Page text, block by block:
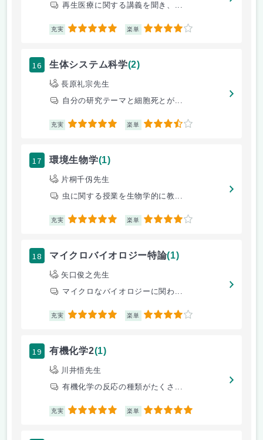
再生医療に関する講義を聞き、...
充実 5 楽単 4
16 生体システム科学(2)
長原礼宗先生
自分の研究テーマと細胞死とが...
充実 5 楽単 3.5
17 環境生物学(1)
片桐千仭先生
虫に関する授業を生物学的に教...
充実 5 楽単 4
18 マイクロバイオロジー特論(1)
矢口俊之先生
マイクロなバイオロジーに関わ...
充実 5 楽単 4
19 有機化学2(1)
川井悟先生
有機化学の反応の種類がたくさ...
充実 5 楽単 5